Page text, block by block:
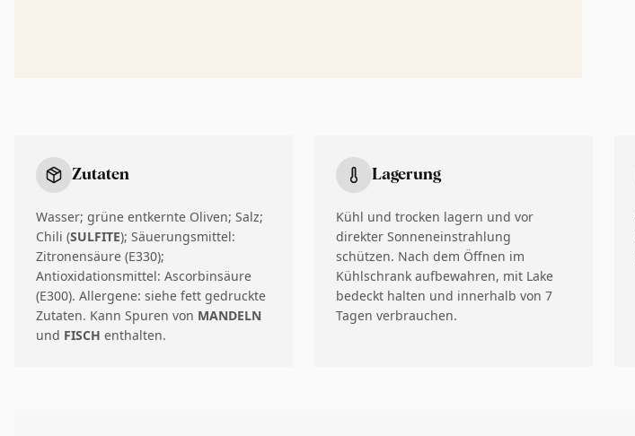
Zutaten
Wasser; grüne entkernte Oliven; Salz;
Chili (SULFITE); Säuerungsmittel:
Zitronensäure (E330);
Antioxidationsmittel: Ascorbinsäure
(E300). Allergene: siehe fett gedruckte
Zutaten. Kann Spuren von MANDELN
und FISCH enthalten.
Lagerung
Kühl und trocken lagern und vor
direkter Sonneneinstrahlung
schützen. Nach dem Öffnen im
Kühlschrank aufbewahren, mit Lake
bedeckt halten und innerhalb von 7
Tagen verbrauchen.